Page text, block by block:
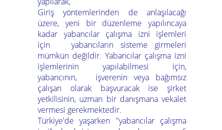
Giriş yöntemlerinden de anlaşılacağı
üzere, yeni bir düzenleme yapılıncaya
kadar yabancılar çalışma izni işlemleri
için yabancıların sisteme girmeleri
mümkün değildir. Yabancılar çalışma izni
işlemlerinin yapılabilmesi için,
yabancının, işverenin veya bağımsız
çalışan olarak başvuracak ise şirket
yetkilisinin, uzman bir danışmana vekalet
vermesi gerekmektedir.
Türkiye'de yaşarken "yabancılar çalışma